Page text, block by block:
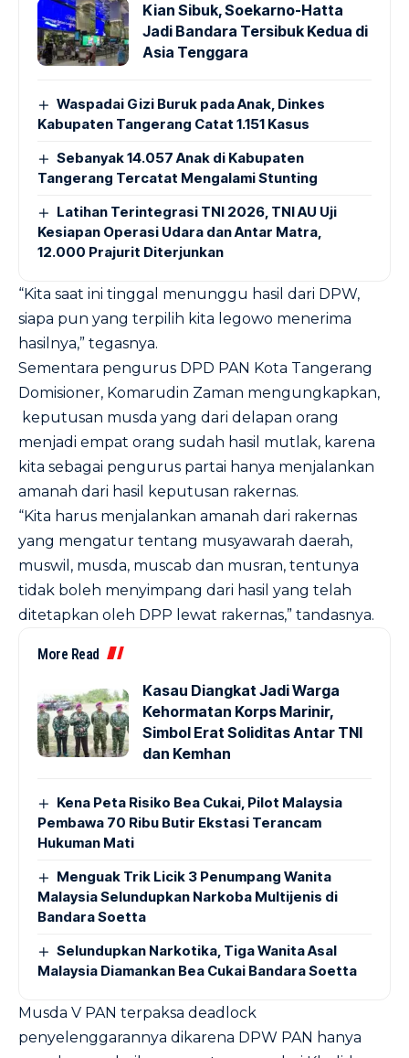
Kian Sibuk, Soekarno-Hatta
Jadi Bandara Tersibuk Kedua di
Asia Tenggara
Waspadai Gizi Buruk pada Anak, Dinkes
Kabupaten Tangerang Catat 1.151 Kasus
Sebanyak 14.057 Anak di Kabupaten
Tangerang Tercatat Mengalami Stunting
Latihan Terintegrasi TNI 2026, TNI AU Uji
Kesiapan Operasi Udara dan Antar Matra,
12.000 Prajurit Diterjunkan
“Kita saat ini tinggal menunggu hasil dari DPW,
siapa pun yang terpilih kita legowo menerima
hasilnya,” tegasnya.
Sementara pengurus DPD PAN Kota Tangerang
Domisioner, Komarudin Zaman mengungkapkan,
keputusan musda yang dari delapan orang
menjadi empat orang sudah hasil mutlak, karena
kita sebagai pengurus partai hanya menjalankan
amanah dari hasil keputusan rakernas.
“Kita harus menjalankan amanah dari rakernas
yang mengatur tentang musyawarah daerah,
muswil, musda, muscab dan musran, tentunya
tidak boleh menyimpang dari hasil yang telah
ditetapkan oleh DPP lewat rakernas,” tandasnya.
More Read
Kasau Diangkat Jadi Warga
Kehormatan Korps Marinir,
Simbol Erat Soliditas Antar TNI
dan Kemhan
Kena Peta Risiko Bea Cukai, Pilot Malaysia
Pembawa 70 Ribu Butir Ekstasi Terancam
Hukuman Mati
Menguak Trik Licik 3 Penumpang Wanita
Malaysia Selundupkan Narkoba Multijenis di
Bandara Soetta
Selundupkan Narkotika, Tiga Wanita Asal
Malaysia Diamankan Bea Cukai Bandara Soetta
Musda V PAN terpaksa deadlock
penyelenggarannya dikarena DPW PAN hanya